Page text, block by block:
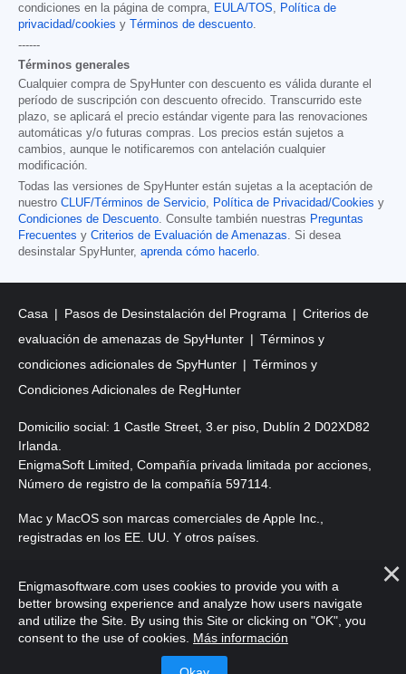
condiciones en la página de compra, EULA/TOS, Política de
privacidad/cookies y Términos de descuento.
------
Términos generales
Cualquier compra de SpyHunter con descuento es válida durante el
período de suscripción con descuento ofrecido. Transcurrido este
plazo, se aplicará el precio estándar vigente para las renovaciones
automáticas y/o futuras compras. Los precios están sujetos a
cambios, aunque le notificaremos con antelación cualquier
modificación.
Todas las versiones de SpyHunter están sujetas a la aceptación de
nuestro CLUF/Términos de Servicio, Política de Privacidad/Cookies y
Condiciones de Descuento. Consulte también nuestras Preguntas
Frecuentes y Criterios de Evaluación de Amenazas. Si desea
desinstalar SpyHunter, aprenda cómo hacerlo.
Casa Pasos de Desinstalación del Programa
Criterios de
evaluación de amenazas de SpyHunter
Términos y
condiciones adicionales de SpyHunter
Términos y
Condiciones Adicionales de RegHunter
Domicilio social: 1 Castle Street, 3.er piso, Dublín 2 D02XD82
Irlanda.
EnigmaSoft Limited, Compañía privada limitada por acciones,
Número de registro de la compañía 597114.
Mac y MacOS son marcas comerciales de Apple Inc.,
registradas en los EE. UU. Y otros países.
reservados.
Enigmasoftware.com uses cookies to provide you with a
better browsing experience and analyze how users navigate
and utilize the Site. By using this Site or clicking on "OK", you
consent to the use of cookies. Más información